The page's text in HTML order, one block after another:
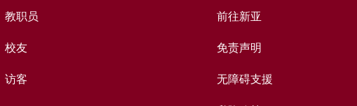
教职员
校友
访客
前往新亚
免责声明
无障碍支援